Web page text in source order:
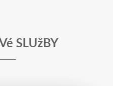
SLUžBY